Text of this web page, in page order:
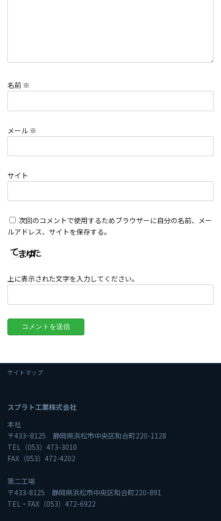
名前 ※
メール ※
サイト
次回のコメントで使用するためブラウザーに自分の名前、メー
ルアドレス、サイトを保存する。
上に表示された文字を入力してください。
サイトマップ
スプラト工業株式会社
本社
〒433−8125 静岡県浜松市中央区和合町220-1128
TEL（053）473-3010
FAX（053）472-4202
第二工場
〒433-8125 静岡県浜松市中央区和合町220-891
TEL・FAX（053）472-6922